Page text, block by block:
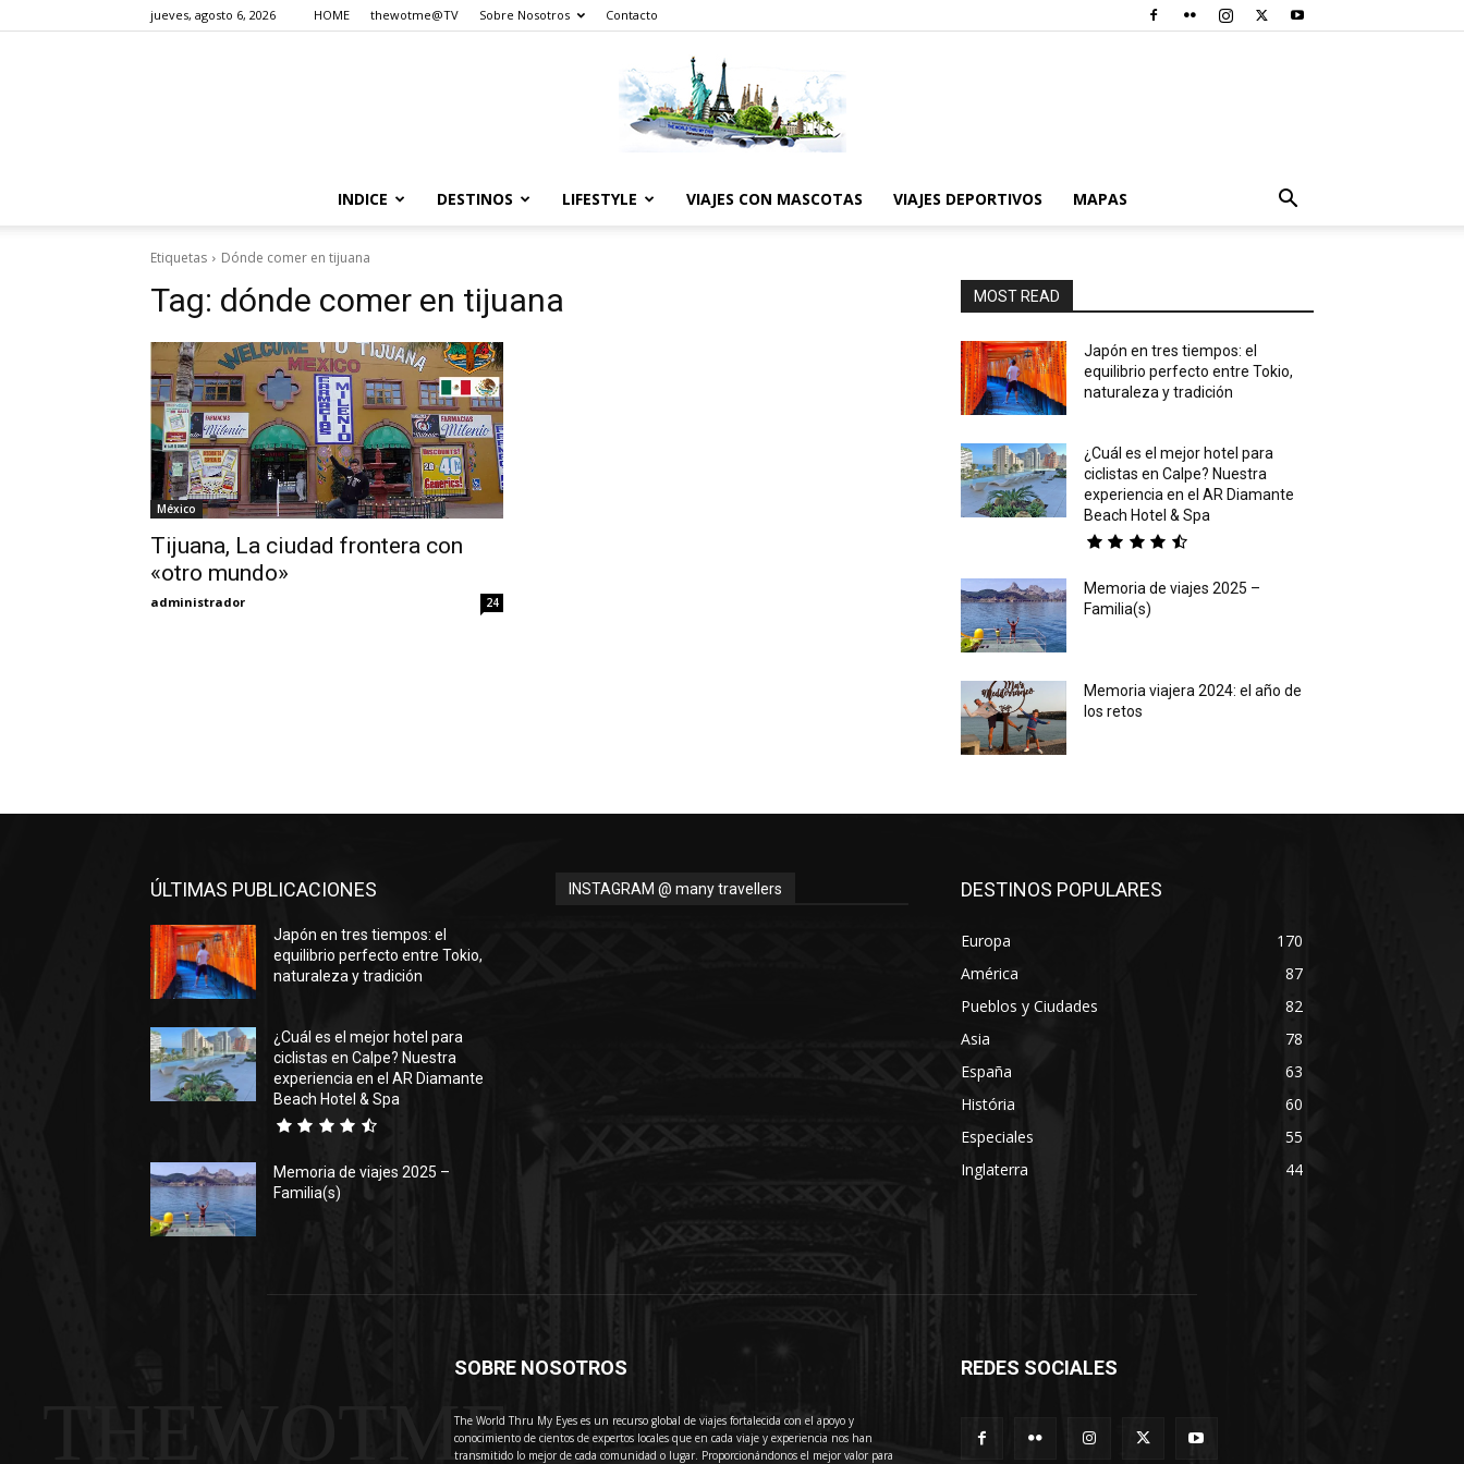
jueves, agosto 6, 2026 HOME thewotme@TV Sobre Nosotros Contacto
INDICE DESTINOS LIFESTYLE VIAJES CON MASCOTAS VIAJES DEPORTIVOS MAPAS
Etiquetas Dónde comer en tijuana
Tag: dónde comer en tijuana
México
Tijuana, La ciudad frontera con
«otro mundo»
administrador 24
MOST READ
Japón en tres tiempos: el
equilibrio perfecto entre Tokio,
naturaleza y tradición
¿Cuál es el mejor hotel para
ciclistas en Calpe? Nuestra
experiencia en el AR Diamante
Beach Hotel & Spa
Memoria de viajes 2025 –
Familia(s)
Memoria viajera 2024: el año de
los retos
ÚLTIMAS PUBLICACIONES
Japón en tres tiempos: el
equilibrio perfecto entre Tokio,
naturaleza y tradición
¿Cuál es el mejor hotel para
ciclistas en Calpe? Nuestra
experiencia en el AR Diamante
Beach Hotel & Spa
Memoria de viajes 2025 –
Familia(s)
INSTAGRAM @ many travellers DESTINOS POPULARES
Europa
170
América
87
Pueblos y Ciudades
82
Asia
78
España
63
História
60
Especiales
55
Inglaterra
44
THEWOTME
SOBRE NOSOTROS
The World Thru My Eyes es un recurso global de viajes fortalecida con el apoyo y
conocimiento de cientos de expertos locales que en cada viaje y experiencia nos han
transmitido lo mejor de cada comunidad o lugar. Proporcionándonos el mejor valor para
REDES SOCIALES